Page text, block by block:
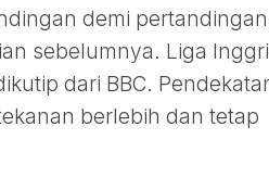
demi
sebelumnya. Liga
dari BBC.
berlebih dan tetap